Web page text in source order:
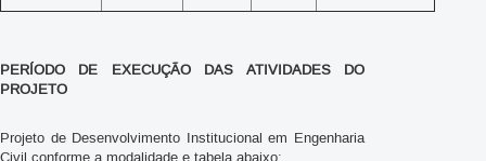
PERÍODO DE EXECUÇÃO DAS ATIVIDADES DO
PROJETO
Projeto de Desenvolvimento Institucional em Engenharia
Civil conforme a modalidade e tabela abaixo: